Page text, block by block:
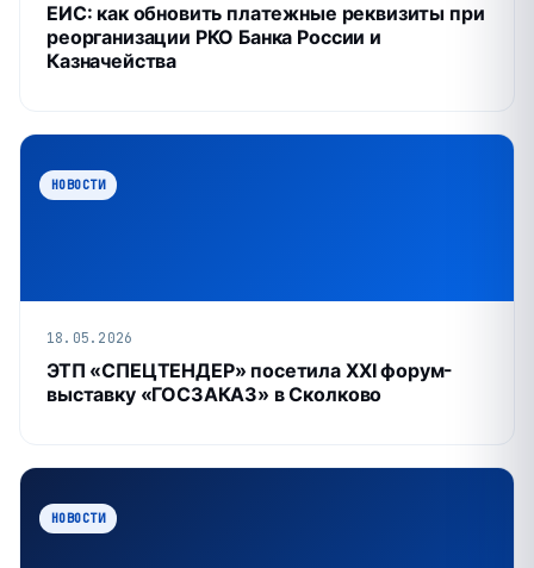
ЕИС: как обновить платежные реквизиты при
реорганизации РКО Банка России и
Казначейства
НОВОСТИ
18.05.2026
ЭТП «СПЕЦТЕНДЕР» посетила XXI форум-
выставку «ГОСЗАКАЗ» в Сколково
НОВОСТИ